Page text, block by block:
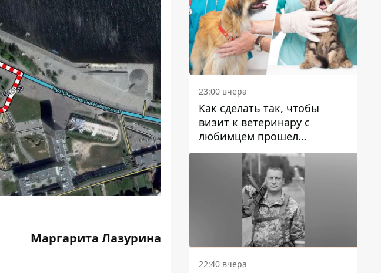
Маргарита Лазурина
23:00 вчера
Как сделать так, чтобы
визит к ветеринару с
любимцем прошел
спокойно: простые советы
22:40 вчера